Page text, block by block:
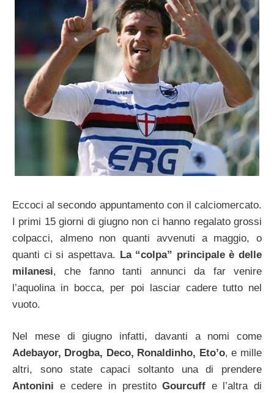
Eccoci al secondo appuntamento con il calciomercato.
I primi 15 giorni di giugno non ci hanno regalato grossi
colpacci, almeno non quanti avvenuti a maggio, o
quanti ci si aspettava. La “colpa” principale è delle
milanesi, che fanno tanti annunci da far venire
l’aquolina in bocca, per poi lasciar cadere tutto nel
vuoto.
Nel mese di giugno infatti, davanti a nomi come
Adebayor, Drogba, Deco, Ronaldinho, Eto’o, e mille
altri, sono state capaci soltanto una di prendere
Antonini e cedere in prestitoGourcuff e l’altra di